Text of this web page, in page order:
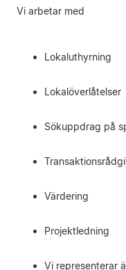
Vi arbetar med
Lokaluthyrning
Lokalöverlåtelser
Sökuppdrag på
Värdering
Projektledning
Vi representerar